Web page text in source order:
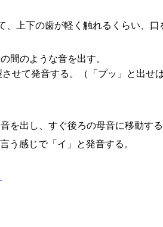
、上下の歯が軽く触れるくらい、
間のような音を出す。
せて発音する。（「プッ」と出せ
を出し、すぐ後ろの母音に移動する
う感じで「イ」と発音する。